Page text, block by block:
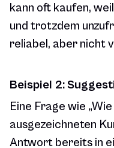
kann oft kaufen,
und trotzdem
reliabel, aber nicht
Beispiel 2:
Eine Frage wie
ausgezeichneten
Antwort bereits in